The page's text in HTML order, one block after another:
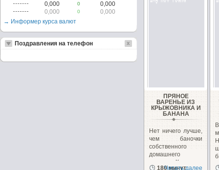
ПРЯНОЕ
ВАРЕНЬЕ ИЗ
КРЫЖОВНИКА И
БАНАНА
Нет ничего лучше,
чем баночки
собственного
домашнего
варенья. Когда оно
180 минут
Читать далее
0,000
0
0,000
0,000
0
0,000
→ Информер курса валют
Поздравления на телефон